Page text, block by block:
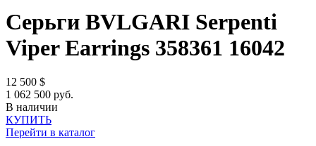
Серьги BVLGARI Serpenti
Viper Earrings 358361 16042
12 500 $
1 062 500 руб.
В наличии
КУПИТЬ
Перейти в каталог